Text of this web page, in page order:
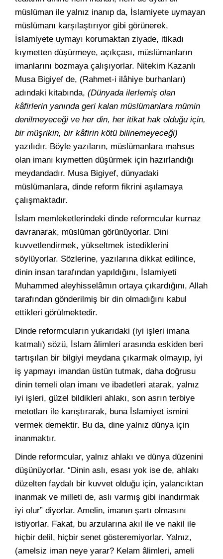
müslüman ile yalnız inanıp da, İslamiyete uymayan
müslümanı karşılaştırıyor gibi görünerek,
İslamiyete uymayı korumaktan ziyade, itikadı
kıymetten düşürmeye, açıkçası, müslümanların
imanlarını bozmaya çalışıyorlar. Nitekim Kazanlı
Musa Bigiyef de, (Rahmet-i ilâhiye burhanları)
adındaki kitabında, (Dünyada ilerlemiş olan
kâfirlerin yanında geri kalan müslümanlara mümin
denilmeyeceği ve her din, her itikat hak olduğu için,
bir müşrikin, bir kâfirin kötü bilinemeyeceği)
yazılıdır. Böyle yazıların, müslümanlara mahsus
olan imanı kıymetten düşürmek için hazırlandığı
meydandadır. Musa Bigiyef, dünyadaki
müslümanlara, dinde reform fikrini aşılamaya
çalışmaktadır.
İslam memleketlerindeki dinde reformcular kurnaz
davranarak, müslüman görünüyorlar. Dini
kuvvetlendirmek, yükseltmek istediklerini
söylüyorlar. Sözlerine, yazılarına dikkat edilince,
dinin insan tarafından yapıldığını, İslamiyeti
Muhammed aleyhisselâmın ortaya çıkardığını, Allah
tarafından gönderilmiş bir din olmadığını kabul
ettikleri görülmektedir.
Dinde reformcuların yukarıdaki (iyi işleri imana
katmalı) sözü, İslam âlimleri arasında eskiden beri
tartışılan bir bilgiyi meydana çıkarmak olmayıp, iyi
iş yapmayı imandan üstün tutmak, daha doğrusu
dinin temeli olan imanı ve ibadetleri atarak, yalnız
iyi işleri, güzel bildikleri ahlakı, son asrın terbiye
metotları ile karıştırarak, buna İslamiyet ismini
vermek demektir. Bu da, dine yalnız dünya için
inanmaktır.
Dinde reformcular, yalnız ahlakı ve dünya düzenini
düşünüyorlar. “Dinin aslı, esası yok ise de, ahlakı
düzelten faydalı bir kuvvet olduğu için, yalancıktan
inanmak ve milleti de, aslı varmış gibi inandırmak
iyi olur” diyorlar. Amelin, imanın şartı olmasını
istiyorlar. Fakat, bu arzularına akıl ile ve nakil ile
hiçbir delil, hiçbir senet gösteremiyorlar. Yalnız,
(amelsiz iman neye yarar? Kelam âlimleri, ameli